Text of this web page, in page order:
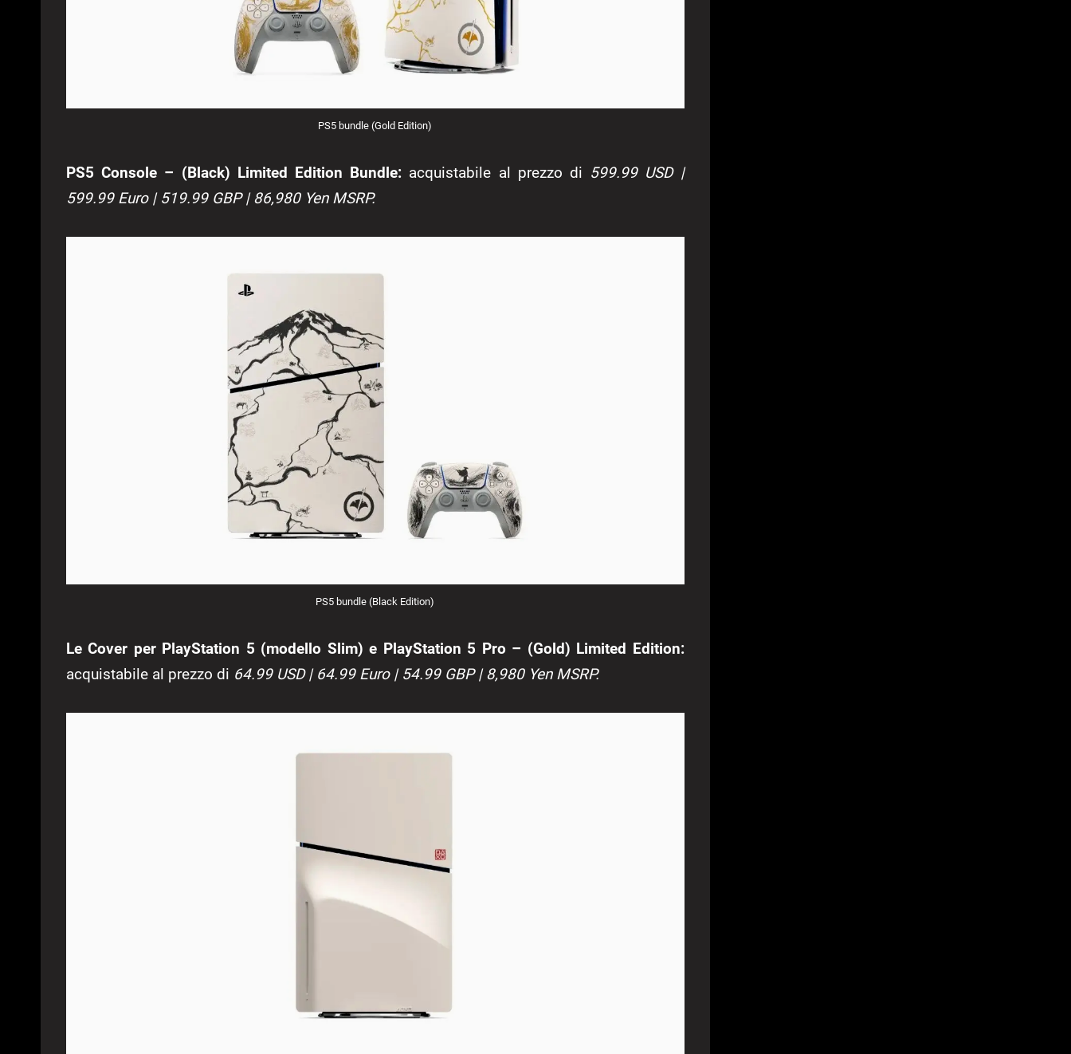
PS5 bundle (Gold Edition)
PS5 Console – (Black) Limited Edition Bundle: acquistabile al prezzo di 599.99 USD |
599.99 Euro | 519.99 GBP | 86,980 Yen MSRP.
PS5 bundle (Black Edition)
Le Cover per PlayStation 5 (modello Slim) e PlayStation 5 Pro – (Gold) Limited Edition:
acquistabile al prezzo di 64.99 USD | 64.99 Euro | 54.99 GBP | 8,980 Yen MSRP.